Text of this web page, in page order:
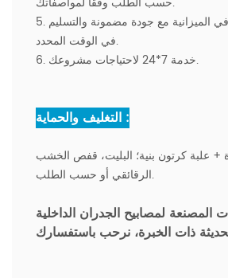
5. التكلفة المدرجة في الميزانية مع جودة مضمونة والتسليم
في الوقت المحدد.
6. خدمة 7*24 لاحتياجات مشروعك.
التغليف والحماية :
+ علبة كرتون بنية؛ البليت، قفص الخشب
الرقائقي أو حسب الطلب.
لمصابيح الجدران الداخلية
ذات الخبرة